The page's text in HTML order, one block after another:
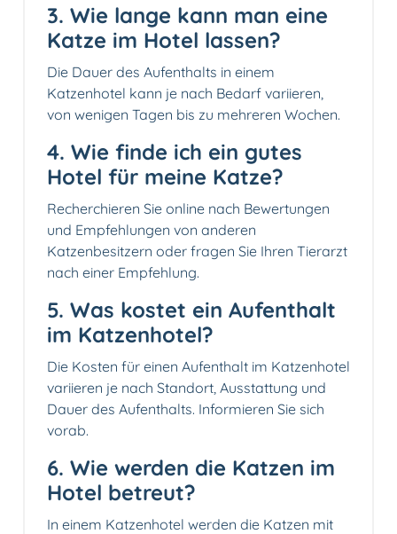
3. Wie lange kann man eine
Katze im Hotel lassen?
Die Dauer des Aufenthalts in einem
Katzenhotel kann je nach Bedarf variieren,
von wenigen Tagen bis zu mehreren Wochen.
4. Wie finde ich ein gutes
Hotel für meine Katze?
Recherchieren Sie online nach Bewertungen
und Empfehlungen von anderen
Katzenbesitzern oder fragen Sie Ihren Tierarzt
nach einer Empfehlung.
5. Was kostet ein Aufenthalt
im Katzenhotel?
Die Kosten für einen Aufenthalt im Katzenhotel
variieren je nach Standort, Ausstattung und
Dauer des Aufenthalts. Informieren Sie sich
vorab.
6. Wie werden die Katzen im
Hotel betreut?
In einem Katzenhotel werden die Katzen mit